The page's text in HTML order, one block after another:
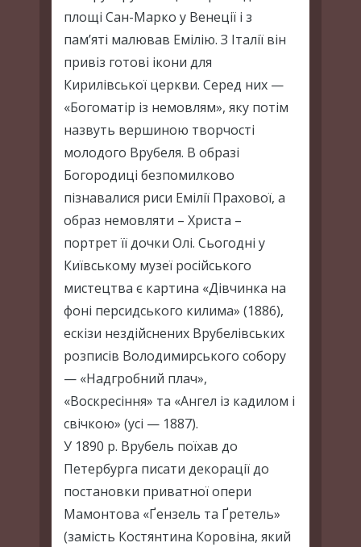
площі Сан-Марко у Венеції і з
пам’яті малював Емілію. З Італії він
привіз готові ікони для
Кирилівської церкви. Серед них —
«Богоматір із немовлям», яку потім
назвуть вершиною творчості
молодого Врубеля. В образі
Богородиці безпомилково
пізнавалися риси Емілії Прахової, а
образ немовляти – Христа –
портрет її дочки Олі. Сьогодні у
Київському музеї російського
мистецтва є картина «Дівчинка на
фоні персидського килима» (1886),
ескізи нездійснених Врубелівських
розписів Володимирського собору
— «Надгробний плач»,
«Воскресіння» та «Ангел із кадилом і
свічкою» (усі — 1887).
У 1890 р. Врубель поїхав до
Петербурга писати декорації до
постановки приватної опери
Мамонтова «Ґензель та Ґретель»
(замість Костянтина Коровіна, який